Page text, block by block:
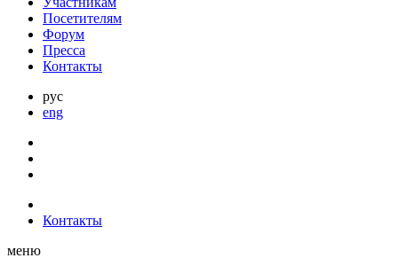
Посетителям
Форум
Пресса
Контакты
рус
eng
Контакты
меню